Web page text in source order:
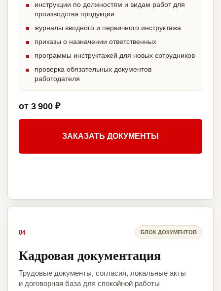
инструкции по должностям и видам работ для
производства продукции
журналы вводного и первичного инструктажа
приказы о назначении ответственных
программы инструктажей для новых сотрудников
проверка обязательных документов
работодателя
от 3 900 ₽
ЗАКАЗАТЬ ДОКУМЕНТЫ
04 БЛОК ДОКУМЕНТОВ
Кадровая документация
Трудовые документы, согласия, локальные акты
и договорная база для спокойной работы